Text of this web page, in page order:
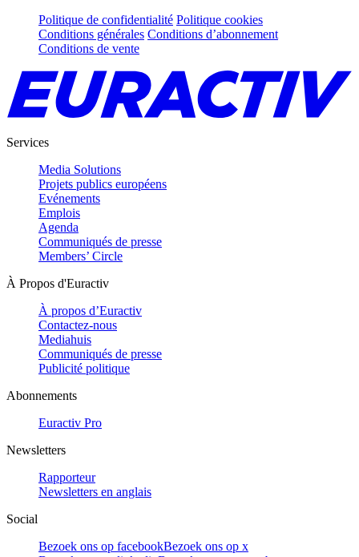
Politique de confidentialité Politique cookies
Conditions générales Conditions d’abonnement
Conditions de vente
Services
Media Solutions
Projets publics européens
Evénements
Emplois
Agenda
Communiqués de presse
Members’ Circle
À Propos d'Euractiv
À propos d’Euractiv
Contactez-nous
Mediahuis
Communiqués de presse
Publicité politique
Abonnements
Euractiv Pro
Newsletters
Rapporteur
Newsletters en anglais
Social
Bezoek ons op facebookBezoek ons op x